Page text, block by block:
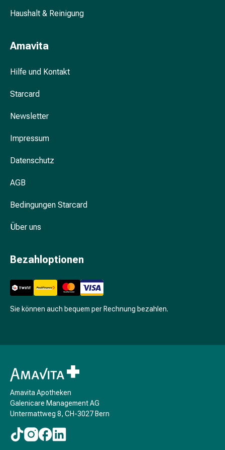
Konzentrationsstörung
&
Heuschnupfen
Haut
&
Verdauung,
Verstopfung
Ekzem
&
Juckreiz
Fusspilz
Narben
Trockene
Haut
Übermässiges
Schwitzen
Haushalt & Reinigung
Amavita
Hilfe und Kontakt
Starcard
Newsletter
Impressum
Datenschutz
AGB
Bedingungen Starcard
Über uns
Bezahloptionen
Sie können auch bequem per Rechnung bezahlen.
Amavita Apotheken
Galenicare Management AG
Untermattweg 8, CH-3027 Bern